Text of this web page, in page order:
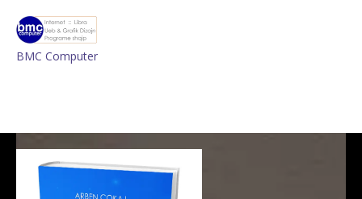
BMC Computer